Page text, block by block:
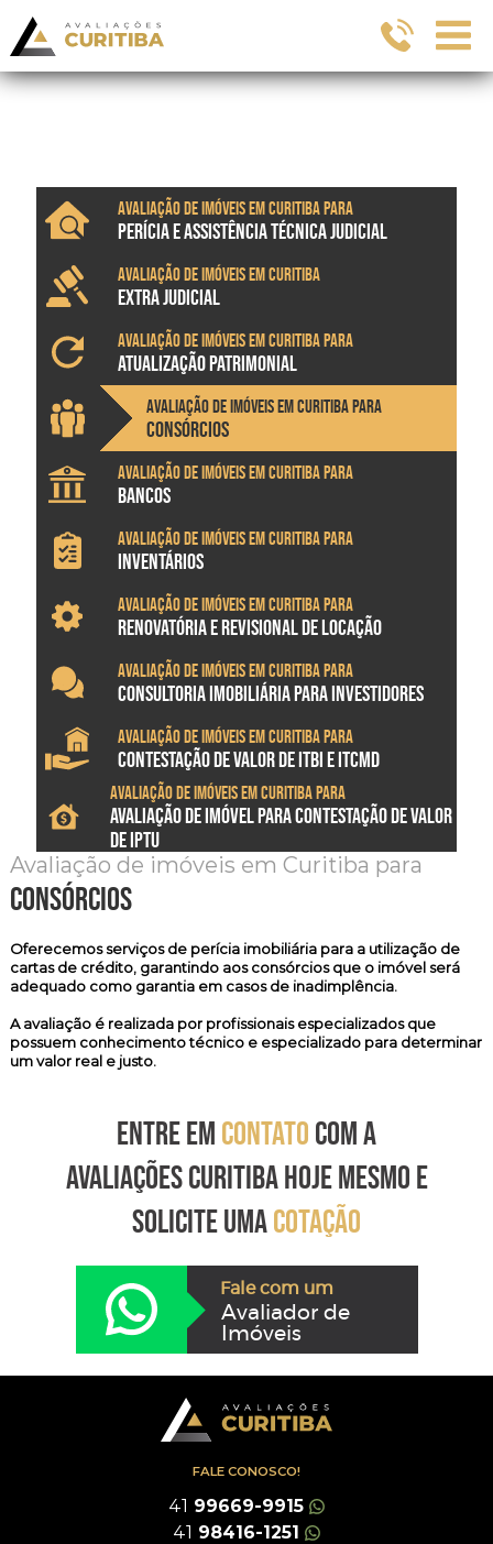
Avaliação de imóveis em Curitiba para
PERÍCIA E ASSISTÊNCIA TÉCNICA JUDICIAL
Avaliação de imóveis em Curitiba
EXTRA JUDICIAL
Avaliação de imóveis em Curitiba para
ATUALIZAÇÃO PATRIMONIAL
Avaliação de imóveis em Curitiba para
CONSÓRCIOS
Avaliação de imóveis em Curitiba para
BANCOS
Avaliação de imóveis em Curitiba para
INVENTÁRIOS
Avaliação de imóveis em Curitiba para
RENOVATÓRIA E REVISIONAL DE LOCAÇÃO
Avaliação de imóveis em Curitiba para
CONSULTORIA IMOBILIÁRIA PARA INVESTIDORES
Avaliação de imóveis em Curitiba para
CONTESTAÇÃO DE VALOR DE ITBI E ITCMD
Avaliação de imóveis em Curitiba para
AVALIAÇÃO DE IMÓVEL PARA CONTESTAÇÃO DE VALOR
DE IPTU
Avaliação de imóveis em Curitiba para
consórcios
Oferecemos serviços de perícia imobiliária para a utilização de
cartas de crédito, garantindo aos consórcios que o imóvel será
adequado como garantia em casos de inadimplência.
A avaliação é realizada por profissionais especializados que
possuem conhecimento técnico e especializado para determinar
um valor real e justo.
ENTRE EM CONTATO COM A
AVALIAÇÕES CURITIBA HOJE MESMO E
SOLICITE UMACOTAÇÃO
Fale com um
Avaliador de
Imóveis
FALE CONOSCO!
41 99669-9915
41 98416-1251